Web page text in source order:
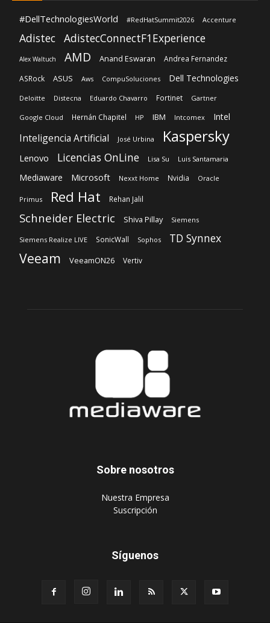
#DellTechnologiesWorld #RedHatSummit2026 Accenture
Adistec AdistecConnectF1Experience
Alex Waltuch AMD Anand Eswaran Andrea Fernandez
ASRock ASUS Aws CompuSoluciones Dell Technologies
Deloitte Distecna Eduardo Chavarro Fortinet Gartner
Google Cloud Hernán Chapitel HP IBM Intcomex Intel
Inteligencia Artificial José Urbina Kaspersky
Lenovo Licencias OnLine Lisa Su Luis Santamaria
Mediaware Microsoft Nexxt Home Nvidia Oracle
Primus Red Hat Rehan Jalil
Schneider Electric Shiva Pillay Siemens
Siemens Realize LIVE SonicWall Sophos TD Synnex
Veeam VeeamON26 Vertiv
Sobre nosotros
‎Nuestra Empresa
‎Suscripción
Síguenos